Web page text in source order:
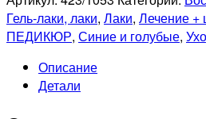
CORAZON
423/1053
Био-
гель,
Гель-лаки, лаки, Лаки, Лечение +
ПЕДИКЮР, Синие и голубые,
Описание
Детали